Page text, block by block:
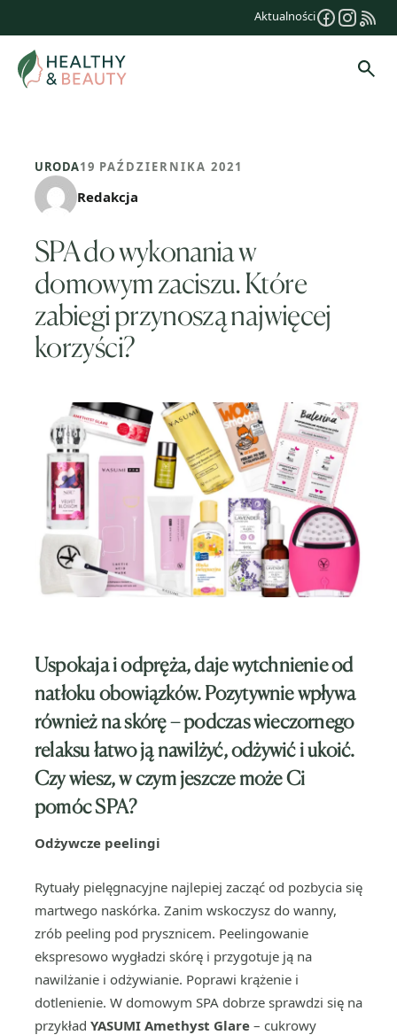
treści
Aktualności
URODA19 PAŹDZIERNIKA 2021
Redakcja
SPA do wykonania w
domowym zaciszu. Które
zabiegi przynoszą najwięcej
korzyści?
Uspokaja i odpręża, daje wytchnienie od
natłoku obowiązków. Pozytywnie wpływa
również na skórę – podczas wieczornego
relaksu łatwo ją nawilżyć, odżywić i ukoić.
Czy wiesz, w czym jeszcze może Ci
pomóc SPA?
Odżywcze peelingi
Rytuały pielęgnacyjne najlepiej zacząć od pozbycia się
martwego naskórka. Zanim wskoczysz do wanny,
zrób peeling pod prysznicem. Peelingowanie
ekspresowo wygładzi skórę i przygotuje ją na
nawilżanie i odżywianie. Poprawi krążenie i
dotlenienie. W domowym SPA dobrze sprawdzi się na
przykład YASUMI Amethyst Glare – cukrowy